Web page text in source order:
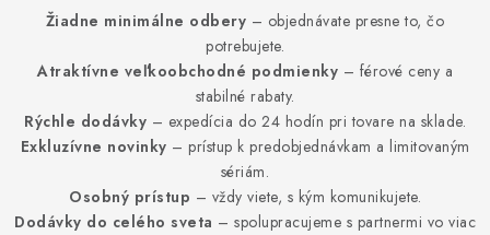
Žiadne minimálne odbery – objednávate presne to, čo
potrebujete.
Atraktívne veľkoobchodné podmienky – férové ceny a
stabilné rabaty.
Rýchle dodávky – expedícia do 24 hodín pri tovare na sklade.
Exkluzívne novinky – prístup k predobjednávkam a limitovaným
sériám.
Osobný prístup – vždy viete, s kým komunikujete.
Dodávky do celého sveta – spolupracujeme s partnermi vo viac